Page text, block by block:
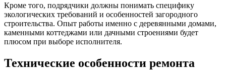
Кроме того, подрядчики должны понимать специфику
экологических требований и особенностей загородного
строительства. Опыт работы именно с деревянными домами,
каменными коттеджами или дачными строениями будет
плюсом при выборе исполнителя.
Технические особенности ремонта